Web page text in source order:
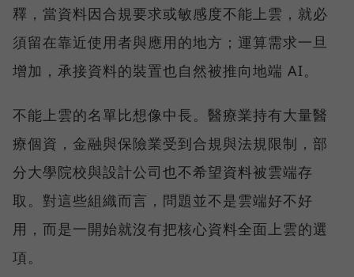
釋，當資料因合規要求或敏感度不能上雲，就必
須留在靠近使用者與應用的地方；運算需求一旦
增加，承接資料的裝置也自然被推向地端 AI。
不能上雲的名單比想像中長。醫療業持有大量醫
療個資，金融與保險業受到合規與法規限制，部
分大學院校與設計公司也不希望資料被雲端存
取。對這些組織而言，問題並不是雲端好不好
用，而是一開始就沒有把核心資料全面上雲的選
項。